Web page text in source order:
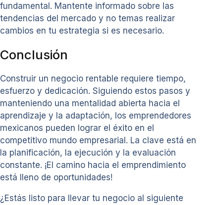
fundamental. Mantente informado sobre las
tendencias del mercado y no temas realizar
cambios en tu estrategia si es necesario.
Conclusión
Construir un negocio rentable requiere tiempo,
esfuerzo y dedicación. Siguiendo estos pasos y
manteniendo una mentalidad abierta hacia el
aprendizaje y la adaptación, los emprendedores
mexicanos pueden lograr el éxito en el
competitivo mundo empresarial. La clave está en
la planificación, la ejecución y la evaluación
constante. ¡El camino hacia el emprendimiento
está lleno de oportunidades!
¿Estás listo para llevar tu negocio al siguiente